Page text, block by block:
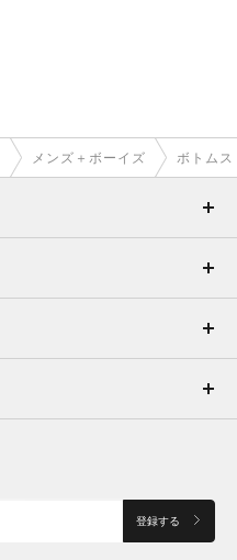
メンズ＋ボーイズ ボトムス
登録する